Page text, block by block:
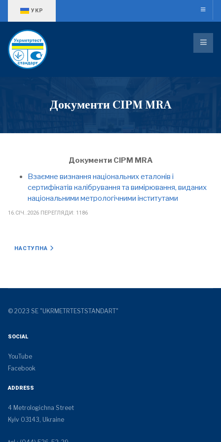
УКР
Документи CIPM MRA
Документи CIPM MRA
Взаємне визнання національних еталонів і
сертифікатів калібрування та вимірювання, виданих
національними метрологічними інститутами
16.СІЧ..2026 ПЕРЕГЛЯДИ: 1186
НАСТУПНА СТАТТЯ: РЕМОНТ
НАСТУПНА
© 2023 SE "UKRMETRTESTSTANDART"
SOCIAL
YouTube
Facebook
ADDRESS
4 Metrologichna Street
Kyiv 03143, Ukraine